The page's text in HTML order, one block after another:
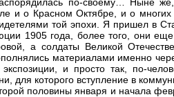
и о Красном Октябре, и о
той эпохи. Я пришел в
1905 года, более того, они
а солдаты Великой
материалами именно
экспозиции, и просто так, по-
для которого вступление в
половины января и начала